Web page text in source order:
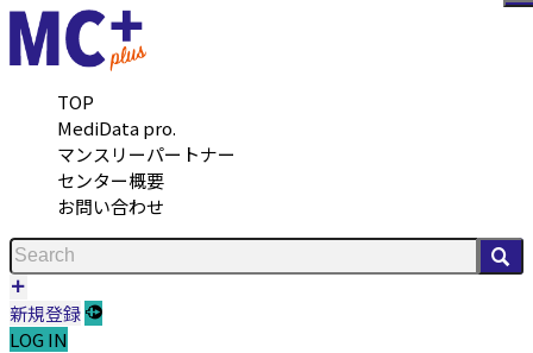
TOP
MediData pro.
マンスリーパートナー
センター概要
お問い合わせ
新規登録
LOG IN
メ